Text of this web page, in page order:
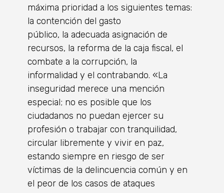
máxima prioridad a los siguientes temas:
la contención del gasto
público, la adecuada asignación de
recursos, la reforma de la caja fiscal, el
combate a la corrupción, la
informalidad y el contrabando. «La
inseguridad merece una mención
especial; no es posible que los
ciudadanos no puedan ejercer su
profesión o trabajar con tranquilidad,
circular libremente y vivir en paz,
estando siempre en riesgo de ser
víctimas de la delincuencia común y en
el peor de los casos de ataques